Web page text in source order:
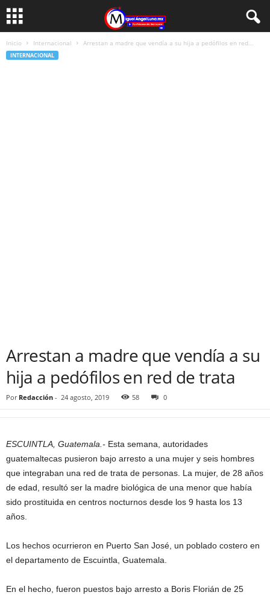
Inicio Internacional Arrestan a madre que vendía a su hija a pedófilos en red...
INTERNACIONAL
Arrestan a madre que vendía a su
hija a pedófilos en red de trata
Por Redacción - 24 agosto, 2019 58 0
ESCUINTLA, Guatemala.- Esta semana, autoridades
guatemaltecas pusieron bajo arresto a una mujer y seis hombres
que integraban una red de trata de personas. La mujer, de 28 años
de edad, resultó ser la madre biológica de una menor que había
sido prostituida en centros nocturnos desde los 9 hasta los 13
años.
Los hechos ocurrieron en Puerto San José, un poblado costero en
el departamento de Escuintla, Guatemala.
En el hecho, fueron puestos bajo arresto a Boris Florián de 25